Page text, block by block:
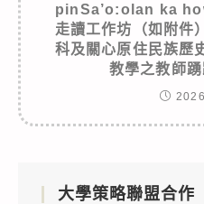
pinSa’o:olan ka
走讀工作坊（如附件
科及關心原住民族歷
教學之教師踴
大學策略聯盟合作